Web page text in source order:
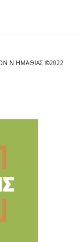
Ν.ΗΜΑΘΙΑΣ ©2022